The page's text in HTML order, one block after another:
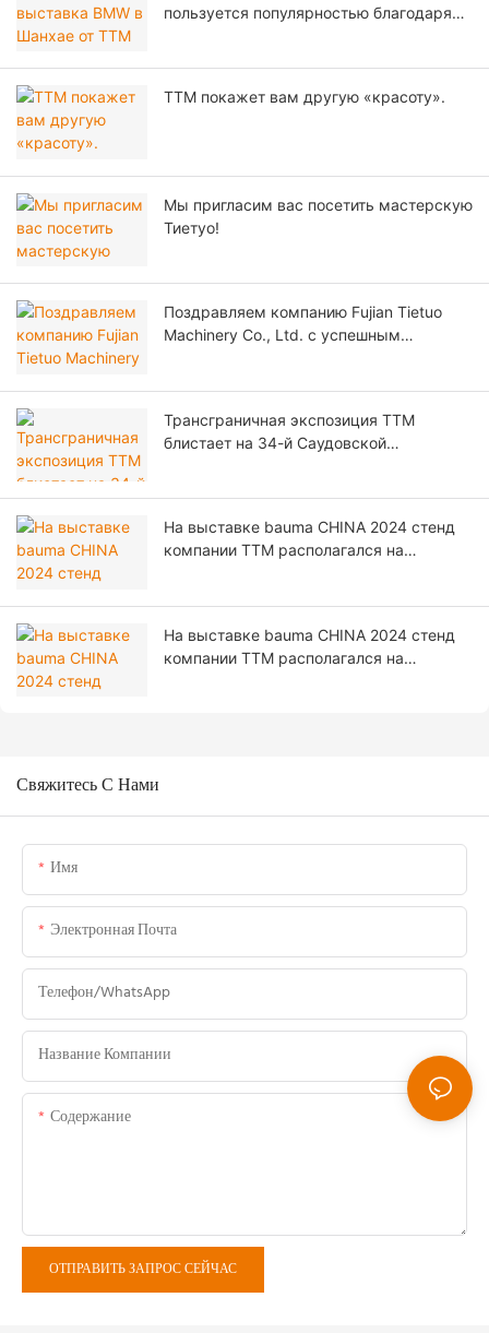
пользуется популярностью благодаря
TTM покажет вам другую «красоту».
Мы пригласим вас посетить мастерскую
Тиетуо!
Поздравляем компанию Fujian Tietuo
Machinery Co., Ltd. с успешным
Трансграничная экспозиция TTM
блистает на 34-й Саудовской
На выставке bauma CHINA 2024 стенд
компании TTM располагался на
На выставке bauma CHINA 2024 стенд
компании TTM располагался на
Свяжитесь С Нами
Имя
Электронная Почта
Телефон/WhatsApp
Название Компании
Содержание
ОТПРАВИТЬ ЗАПРОС СЕЙЧАС